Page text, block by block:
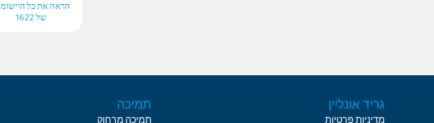
הראה את כל
של 1622
גריד אונליין
מדיניות פרטיות
תמיכה
תמיכה מרחוק